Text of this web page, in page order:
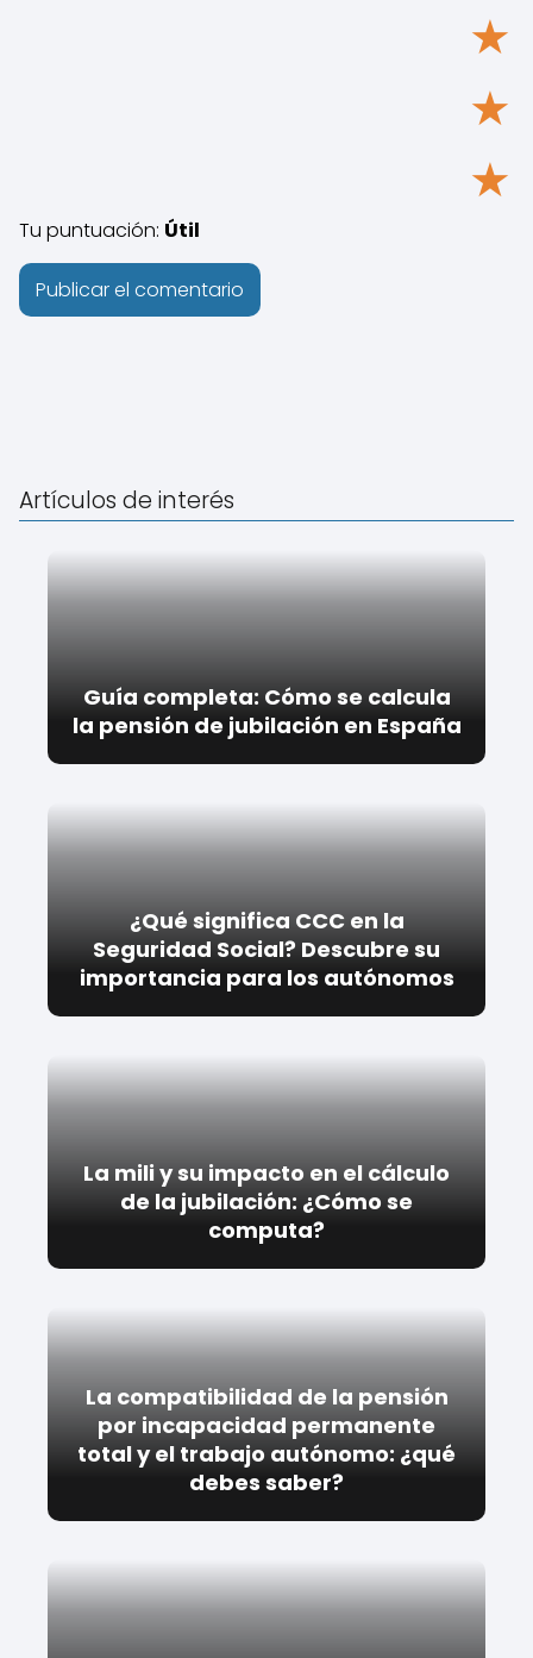
★
★
★
Tu puntuación: Útil
Artículos de interés
Guía completa: Cómo se calcula
la pensión de jubilación en España
¿Qué significa CCC en la
Seguridad Social? Descubre su
importancia para los autónomos
La mili y su impacto en el cálculo
de la jubilación: ¿Cómo se
computa?
La compatibilidad de la pensión
por incapacidad permanente
total y el trabajo autónomo: ¿qué
debes saber?